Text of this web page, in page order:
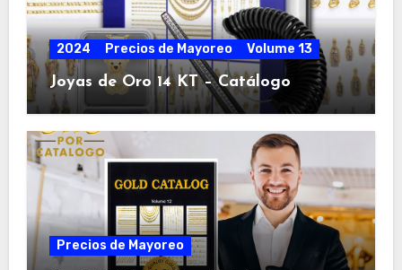
2024 Precios de Mayoreo Volume 13
Joyas de Oro 14 KT – Catálogo
Precios de Mayoreo